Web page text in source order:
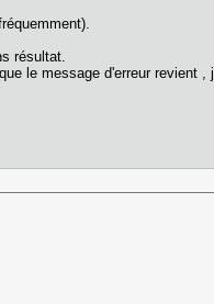
résultat.
le message d'erreur revient ,